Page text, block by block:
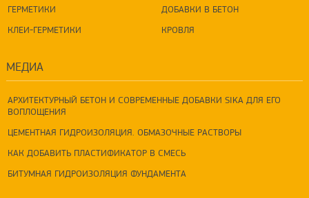
ГЕРМЕТИКИ
КЛЕИ-ГЕРМЕТИКИ
ДОБАВКИ В БЕТОН
КРОВЛЯ
МЕДИА
АРХИТЕКТУРНЫЙ БЕТОН И СОВРЕМЕННЫЕ ДОБАВКИ SIKA ДЛЯ ЕГО
ВОПЛОЩЕНИЯ
ЦЕМЕНТНАЯ ГИДРОИЗОЛЯЦИЯ. ОБМАЗОЧНЫЕ РАСТВОРЫ
КАК ДОБАВИТЬ ПЛАСТИФИКАТОР В СМЕСЬ
БИТУМНАЯ ГИДРОИЗОЛЯЦИЯ ФУНДАМЕНТА